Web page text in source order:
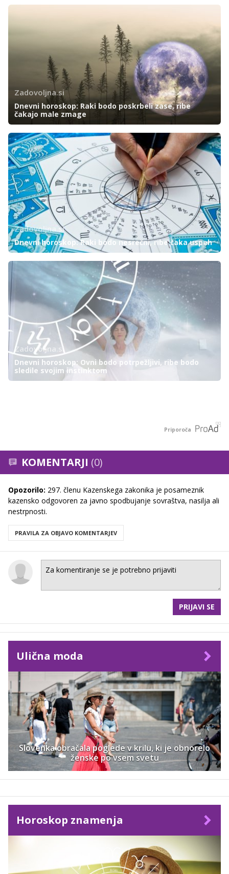
Zadovoljna.si
Dnevni horoskop: Raki bodo poskrbeli zase, ribe
čakajo male zmage
Zadovoljna.si
Dnevni horoskop: Raki bodo nesrečni, ribe čaka uspeh
Zadovoljna.si
Dnevni horoskop: Ovni bodo potrpežljivi, ribe bodo
sledile svojim instinktom
Priporoča
KOMENTARJI (0)
Opozorilo: 297. členu Kazenskega zakonika je posameznik
kazensko odgovoren za javno spodbujanje sovraštva, nasilja ali
nestrpnosti.
PRAVILA ZA OBJAVO KOMENTARJEV
PRIJAVI SE
Ulična moda
Slovenka obračala poglede v krilu, ki je obnorelo
ženske po vsem svetu
Horoskop znamenja